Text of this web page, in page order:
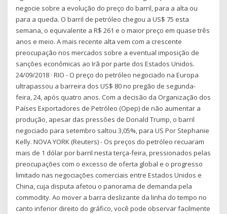
negocie sobre a evolução do preço do barril, para a alta ou
para a queda. O barril de petróleo chegou a US$ 75 esta
semana, o equivalente a R$ 261 e o maior preço em quase três
anos e meio. A mais recente alta vem com a crescente
preocupação nos mercados sobre a eventual imposição de
sanções econômicas ao Irã por parte dos Estados Unidos.
24/09/2018 · RIO - O preço do petróleo negociado na Europa
ultrapassou a barreira dos US$ 80 no pregão de segunda-
feira, 24, após quatro anos. Com a decisão da Organização dos
Países Exportadores de Petróleo (Opep) de não aumentar a
produção, apesar das pressões de Donald Trump, o barril
negociado para setembro saltou 3,05%, para US Por Stephanie
Kelly. NOVA YORK (Reuters) - Os preços do petróleo recuaram
mais de 1 dólar por barril nesta terça-feira, pressionados pelas
preocupações com o excesso de oferta global e o progresso
limitado nas negociações comerciais entre Estados Unidos e
China, cuja disputa afetou o panorama de demanda pela
commodity. Ao mover a barra deslizante da linha do tempo no
canto inferior direito do gráfico, você pode observar facilmente